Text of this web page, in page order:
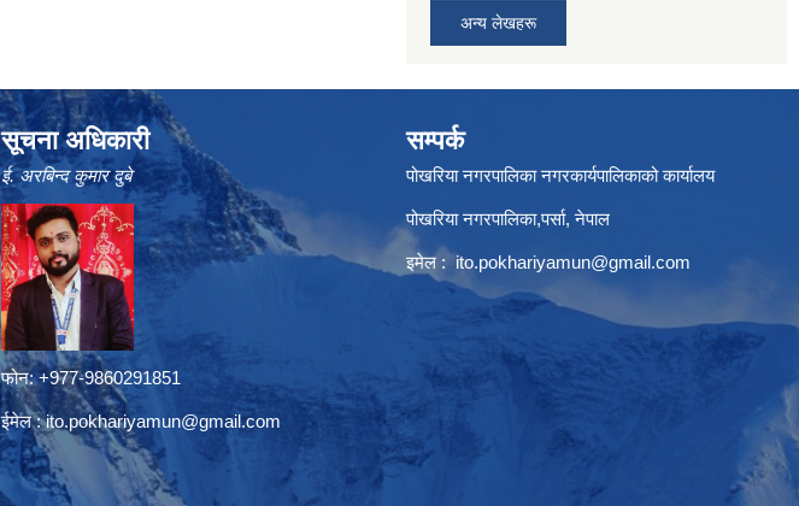
अन्य लेखहरू
सूचना अधिकारी
ई. अरबिन्द कुमार दुबे
फोन: +977-9860291851
ईमेल :ito.pokhariyamun@gmail.com
सम्पर्क
पोखरिया नगरपालिका नगरकार्यपालिकाको कार्यालय
पोखरिया नगरपालिका,पर्सा, नेपाल
इमेल : ito.pokhariyamun@gmail.com